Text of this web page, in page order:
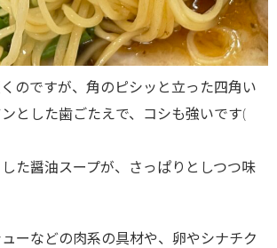
のですが、角のピシッと立った四角い
とした歯ごたえで、コシも強いです(
た醤油スープが、さっぱりとしつつ味
ーなどの肉系の具材や、卵やシナチク